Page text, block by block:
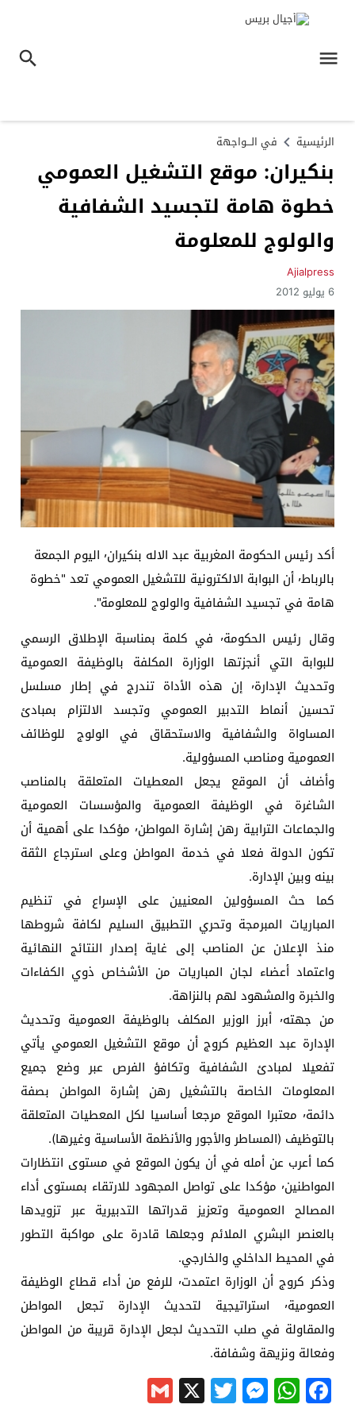
الرئيسية في الـــواجهة
بنكيران: موقع التشغيل العمومي
خطوة هامة لتجسيد الشفافية
والولوج للمعلومة
Ajialpress
6 يوليو 2012
أكد رئيس الحكومة المغربية عبد الاله بنكيران٬ اليوم الجمعة
بالرباط٬ أن البوابة الالكترونية للتشغيل العمومي تعد "خطوة
هامة في تجسيد الشفافية والولوج للمعلومة".
وقال رئيس الحكومة٬ في كلمة بمناسبة الإطلاق الرسمي
للبوابة التي أنجزتها الوزارة المكلفة بالوظيفة العمومية
وتحديث الإدارة٬ إن هذه الأداة تندرج في إطار مسلسل
تحسين أنماط التدبير العمومي وتجسد الالتزام بمبادئ
المساواة والشفافية والاستحقاق في الولوج للوظائف
العمومية ومناصب المسؤولية.
وأضاف أن الموقع يجعل المعطيات المتعلقة بالمناصب
الشاغرة في الوظيفة العمومية والمؤسسات العمومية
والجماعات الترابية رهن إشارة المواطن٬ مؤكدا على أهمية أن
تكون الدولة فعلا في خدمة المواطن وعلى استرجاع الثقة
بينه وبين الإدارة.
كما حث المسؤولين المعنيين على الإسراع في تنظيم
المباريات المبرمجة وتحري التطبيق السليم لكافة شروطها
منذ الإعلان عن المناصب إلى غاية إصدار النتائج النهائية
واعتماد أعضاء لجان المباريات من الأشخاص ذوي الكفاءات
والخبرة والمشهود لهم بالنزاهة.
من جهته٬ أبرز الوزير المكلف بالوظيفة العمومية وتحديث
الإدارة عبد العظيم كروج أن موقع التشغيل العمومي يأتي
تفعيلا لمبادئ الشفافية وتكافؤ الفرص عبر وضع جميع
المعلومات الخاصة بالتشغيل رهن إشارة المواطن بصفة
دائمة٬ معتبرا الموقع مرجعا أساسيا لكل المعطيات المتعلقة
بالتوظيف (المساطر والأجور والأنظمة الأساسية وغيرها).
كما أعرب عن أمله في أن يكون الموقع في مستوى انتظارات
المواطنين٬ مؤكدا على تواصل المجهود للارتقاء بمستوى أداء
المصالح العمومية وتعزيز قدراتها التدبيرية عبر تزويدها
بالعنصر البشري الملائم وجعلها قادرة على مواكبة التطور
في المحيط الداخلي والخارجي.
وذكر كروج أن الوزارة اعتمدت٬ للرفع من أداء قطاع الوظيفة
العمومية٬ استراتيجية لتحديث الإدارة تجعل المواطن
والمقاولة في صلب التحديث لجعل الإدارة قريبة من المواطن
وفعالة ونزيهة وشفافة.
Facebook
WhatsApp
Messenger
Twitter
X